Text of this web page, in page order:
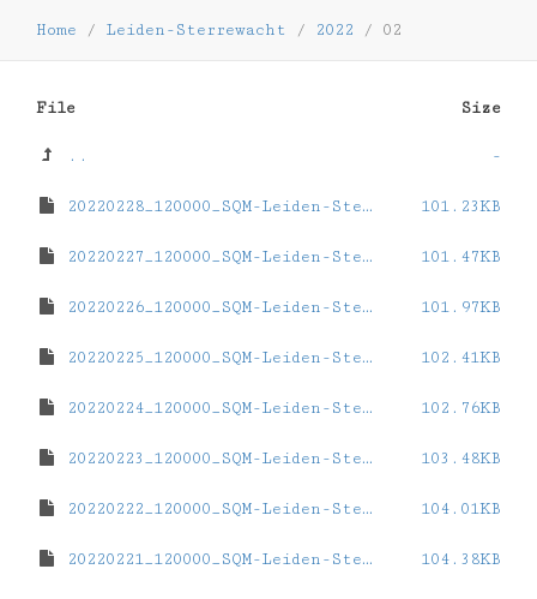
Home / Leiden-Sterrewacht / 2022 / 02
File Size
.. -
20220228_120000_SQM-Leiden-Sterrewacht.dat 101.23KB
20220227_120000_SQM-Leiden-Sterrewacht.dat 101.47KB
20220226_120000_SQM-Leiden-Sterrewacht.dat 101.97KB
20220225_120000_SQM-Leiden-Sterrewacht.dat 102.41KB
20220224_120000_SQM-Leiden-Sterrewacht.dat 102.76KB
20220223_120000_SQM-Leiden-Sterrewacht.dat 103.48KB
20220222_120000_SQM-Leiden-Sterrewacht.dat 104.01KB
20220221_120000_SQM-Leiden-Sterrewacht.dat 104.38KB